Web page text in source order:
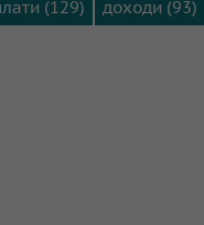
(129) доходи (93)